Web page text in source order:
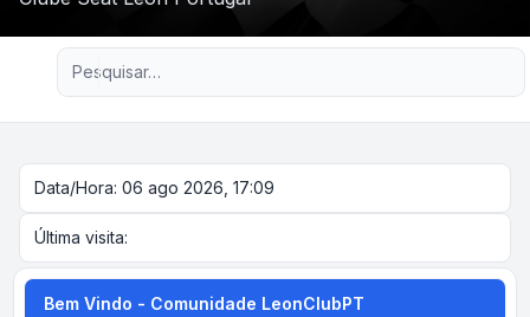
Pesquisa avançada
Data/Hora: 06 ago 2026, 17:09
Última visita:
Bem Vindo - Comunidade LeonClubPT